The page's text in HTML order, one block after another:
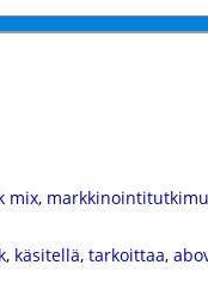
mix,
, käsitellä, tarkoittaa,